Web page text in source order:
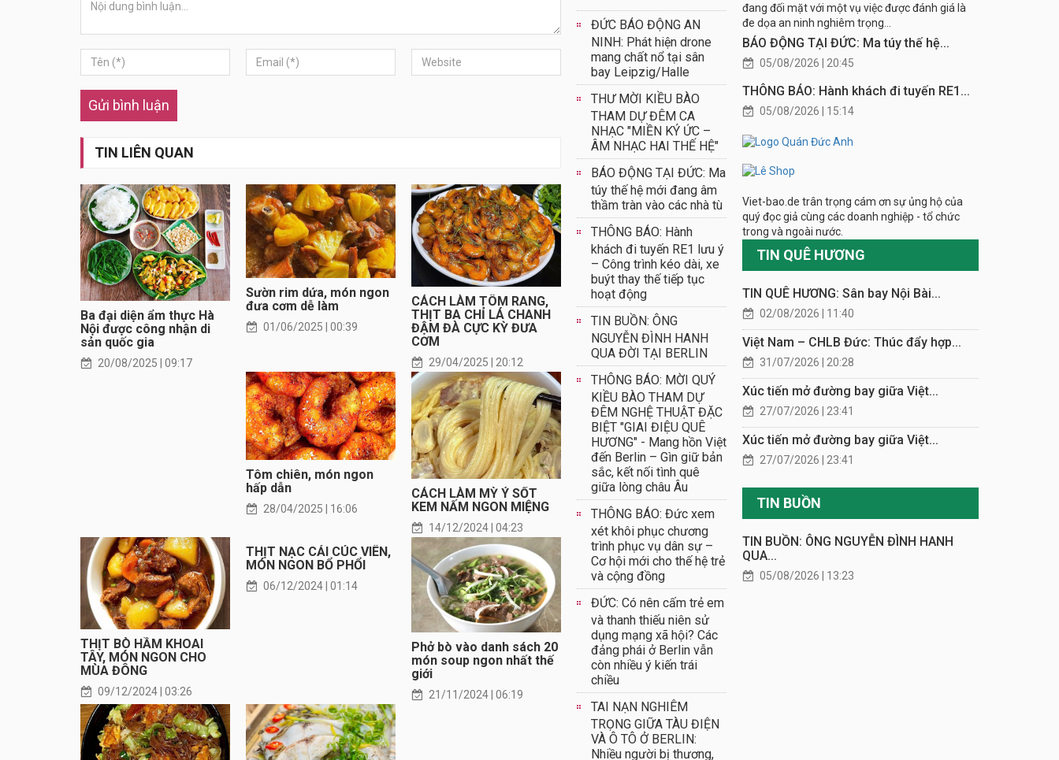
Gửi bình luận
TIN LIÊN QUAN
Ba đại diện ẩm thực Hà
Nội được công nhận di
sản quốc gia
20/08/2025 | 09:17
Sườn rim dứa, món ngon
đưa cơm dễ làm
01/06/2025 | 00:39
CÁCH LÀM TÔM RANG,
THỊT BA CHỈ LÁ CHANH
ĐẬM ĐÀ CỰC KỲ ĐƯA
CƠM
29/04/2025 | 20:12
Tôm chiên, món ngon
hấp dẫn
28/04/2025 | 16:06
CÁCH LÀM MỲ Ý SỐT
KEM NẤM NGON MIỆNG
14/12/2024 | 04:23
THỊT BÒ HẦM KHOAI
TÂY, MÓN NGON CHO
MÙA ĐÔNG
09/12/2024 | 03:26
THỊT NẠC CẢI CÚC VIÊN,
MÓN NGON BỔ PHỔI
06/12/2024 | 01:14
Phở bò vào danh sách 20
món soup ngon nhất thế
giới
21/11/2024 | 06:19
ĐỨC BÁO ĐỘNG AN
NINH: Phát hiện drone
mang chất nổ tại sân
bay Leipzig/Halle
THƯ MỜI KIỀU BÀO
THAM DỰ ĐÊM CA
NHẠC "MIỀN KÝ ỨC –
ÂM NHẠC HAI THẾ HỆ"
BÁO ĐỘNG TẠI ĐỨC: Ma
túy thế hệ mới đang âm
thầm tràn vào các nhà tù
THÔNG BÁO: Hành
khách đi tuyến RE1 lưu ý
– Công trình kéo dài, xe
buýt thay thế tiếp tục
hoạt động
TIN BUỒN: ÔNG
NGUYỄN ĐÌNH HANH
QUA ĐỜI TẠI BERLIN
THÔNG BÁO: MỜI QUÝ
KIỀU BÀO THAM DỰ
ĐÊM NGHỆ THUẬT ĐẶC
BIỆT "GIAI ĐIỆU QUÊ
HƯƠNG" - Mang hồn Việt
đến Berlin – Gìn giữ bản
sắc, kết nối tình quê
giữa lòng châu Âu
THÔNG BÁO: Đức xem
xét khôi phục chương
trình phục vụ dân sự –
Cơ hội mới cho thế hệ trẻ
và cộng đồng
ĐỨC: Có nên cấm trẻ em
và thanh thiếu niên sử
dụng mạng xã hội? Các
đảng phái ở Berlin vẫn
còn nhiều ý kiến trái
chiều
TAI NẠN NGHIÊM
TRỌNG GIỮA TÀU ĐIỆN
VÀ Ô TÔ Ở BERLIN:
Nhiều người bị thương,
đang đối mặt với một vụ việc được đánh giá là
đe dọa an ninh nghiêm trọng...
BÁO ĐỘNG TẠI ĐỨC: Ma túy thế hệ...
05/08/2026 | 20:45
THÔNG BÁO: Hành khách đi tuyến RE1...
05/08/2026 | 15:14
Viet-bao.de trân trọng cám ơn sự ủng hộ của
quý đọc giả cùng các doanh nghiệp - tổ chức
trong và ngoài nước.
TIN QUÊ HƯƠNG
TIN QUÊ HƯƠNG: Sân bay Nội Bài...
02/08/2026 | 11:40
Việt Nam – CHLB Đức: Thúc đẩy hợp...
31/07/2026 | 20:28
Xúc tiến mở đường bay giữa Việt...
27/07/2026 | 23:41
Xúc tiến mở đường bay giữa Việt...
27/07/2026 | 23:41
TIN BUỒN
TIN BUỒN: ÔNG NGUYỄN ĐÌNH HANH
QUA...
05/08/2026 | 13:23